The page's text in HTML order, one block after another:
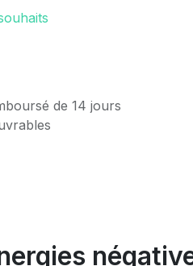
de 14 jours